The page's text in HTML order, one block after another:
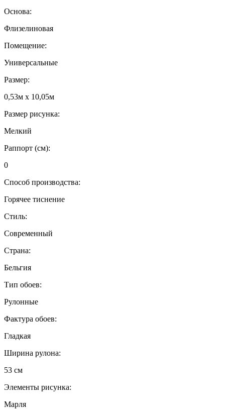
Основа:
Флизелиновая
Помещение:
Универсальные
Размер:
0,53м x 10,05м
Размер рисунка:
Мелкий
Раппорт (см):
0
Способ производства:
Горячее тиснение
Стиль:
Современный
Страна:
Бельгия
Тип обоев:
Рулонные
Фактура обоев:
Гладкая
Ширина рулона:
53 см
Элементы рисунка:
Марля